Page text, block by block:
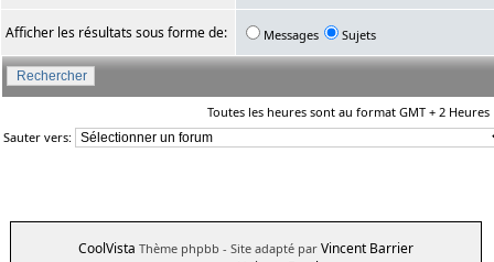
Afficher les résultats sous forme de: Messages Sujets
Toutes les heures sont au format GMT + 2 Heures
Sauter vers:
CoolVista Thème phpbb - Site adapté par Vincent Barrier